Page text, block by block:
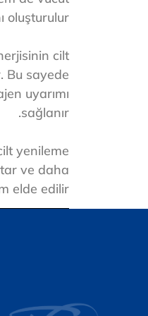
oluşturulur.
cilt
Bu sayede
uyarımı
sağlanır.
yenileme
ve daha
elde edilir.